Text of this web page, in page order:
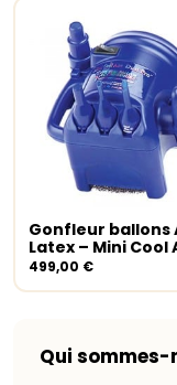
Ajouter au panier
Gonfleur ballons
Latex – Mini Cool
499,00 €
Qui sommes-